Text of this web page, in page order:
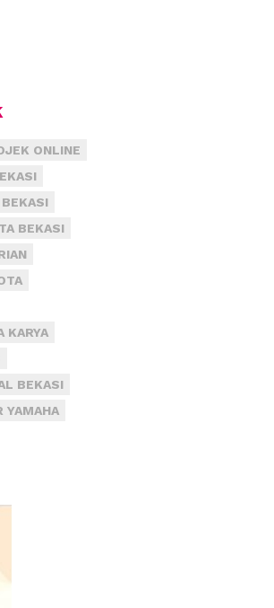
ONLINE
BEKASI
KARYA
BEKASI
YAMAHA